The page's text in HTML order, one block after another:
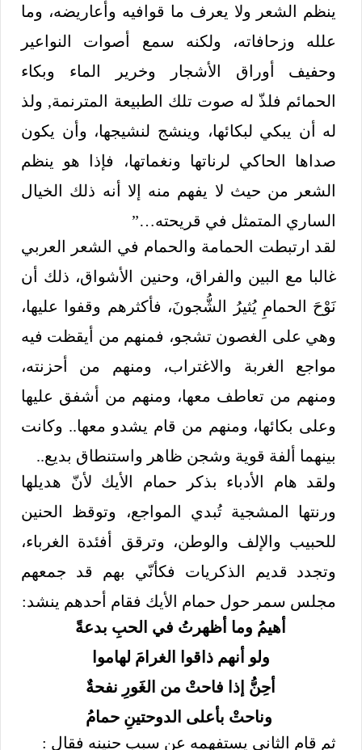
ينظم الشعر ولا يعرف ما قوافيه وأعاريضه، وما
علله وزحافاته، ولكنه سمع أصوات النواعير
وحفيف أوراق الأشجار وخرير الماء وبكاء
الحمائم فلذّ له صوت تلك الطبيعة المترنمة, ولذ
له أن يبكي لبكائها، وينشج لنشيجها، وأن يكون
صداها الحاكي لرناتها ونغماتها، فإذا هو ينظم
الشعر من حيث لا يفهم منه إلا أنه ذلك الخيال
الساري المتمثل في قريحته…”
لقد ارتبطت الحمامة والحمام في الشعر العربي
غالبا مع البين والفراق، وحنين الأشواق، ذلك أن
نَوْحَ الحمامِ يُثيرُ الشُّجونَ، فأكثرهم وقفوا عليها،
وهي على الغصون تشجو، فمنهم من أيقظت فيه
مواجع الغربة والاغتراب، ومنهم من أحزنته،
ومنهم من تعاطف معها، ومنهم من أشفق عليها
وعلى بكائها، ومنهم من قام يشدو معها.. وكانت
بينهما ألفة قوية وشجن ظاهر واستنطاق بديع..
ولقد هام الأدباء بذكر حمام الأيك لأنّ هديلها
ورنتها المشجية تُبدي المواجع، وتوقظ الحنين
للحبيب والإلف والوطن، وترقق أفئدة الغرباء،
وتجدد قديم الذكريات فكأنّي بهم قد جمعهم
مجلس سمر حول حمام الأيك فقام أحدهم ينشد:
أهيمُ وما أظهرتُ في الحبِ بدعةً
ولو أنهم ذاقوا الغرامَ لهاموا
أحِنُّ إذا فاحتْ من الغَورِ نفحةٌ
وناحتْ بأعلى الدوحتينِ حمامُ
ثم قام الثاني يستفهمه عن سبب حنينه فقال :